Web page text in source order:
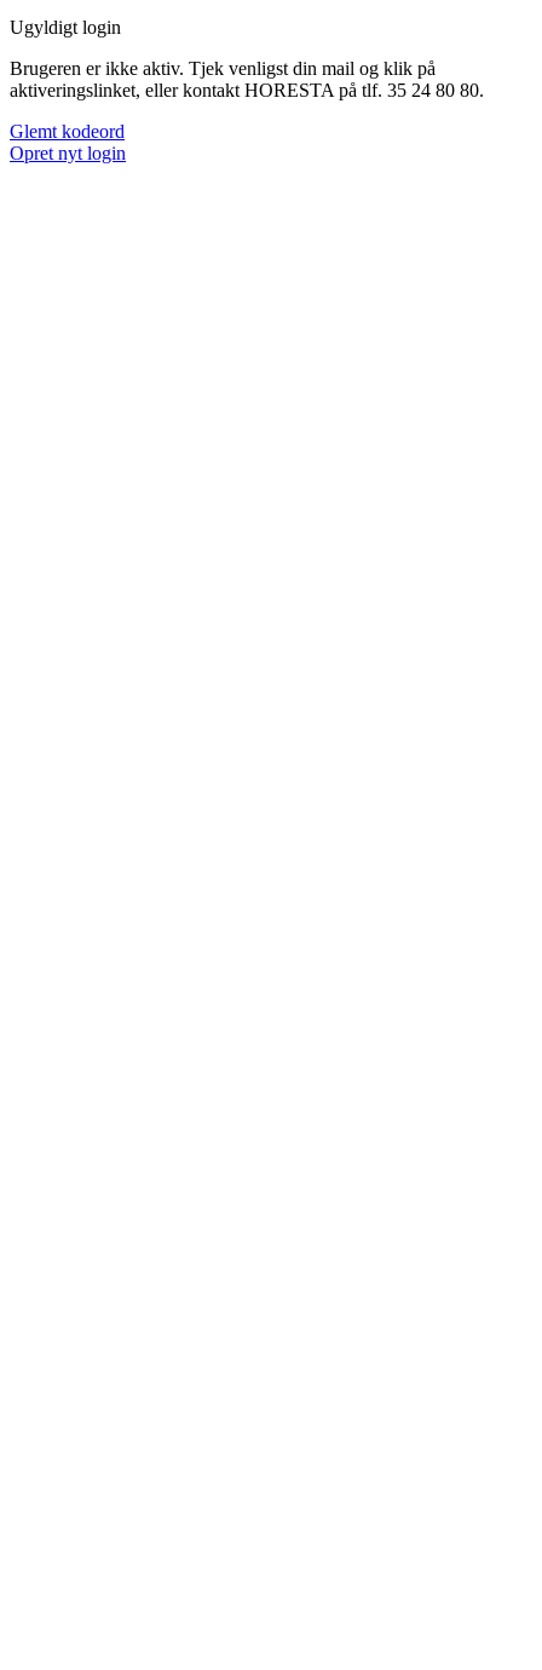
Ugyldigt login
Brugeren er ikke aktiv. Tjek venligst din mail og klik på
aktiveringslinket, eller kontakt HORESTA på tlf. 35 24 80 80.
Glemt kodeord
Opret nyt login